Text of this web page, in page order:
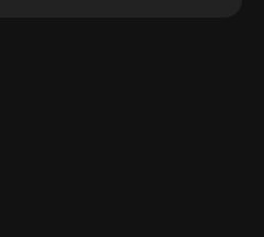
на полную
пенопакет,
пространства и
от встряски и
фирменный